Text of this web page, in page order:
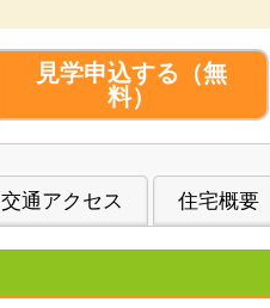
見学申込する （無
料）
交通アクセス 住宅概要